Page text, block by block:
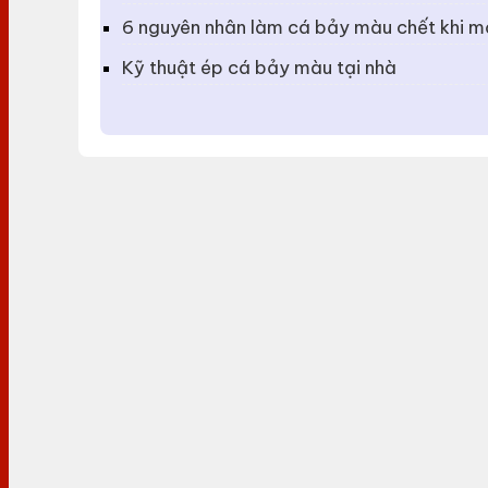
6 nguyên nhân làm cá bảy màu chết khi
Kỹ thuật ép cá bảy màu tại nhà